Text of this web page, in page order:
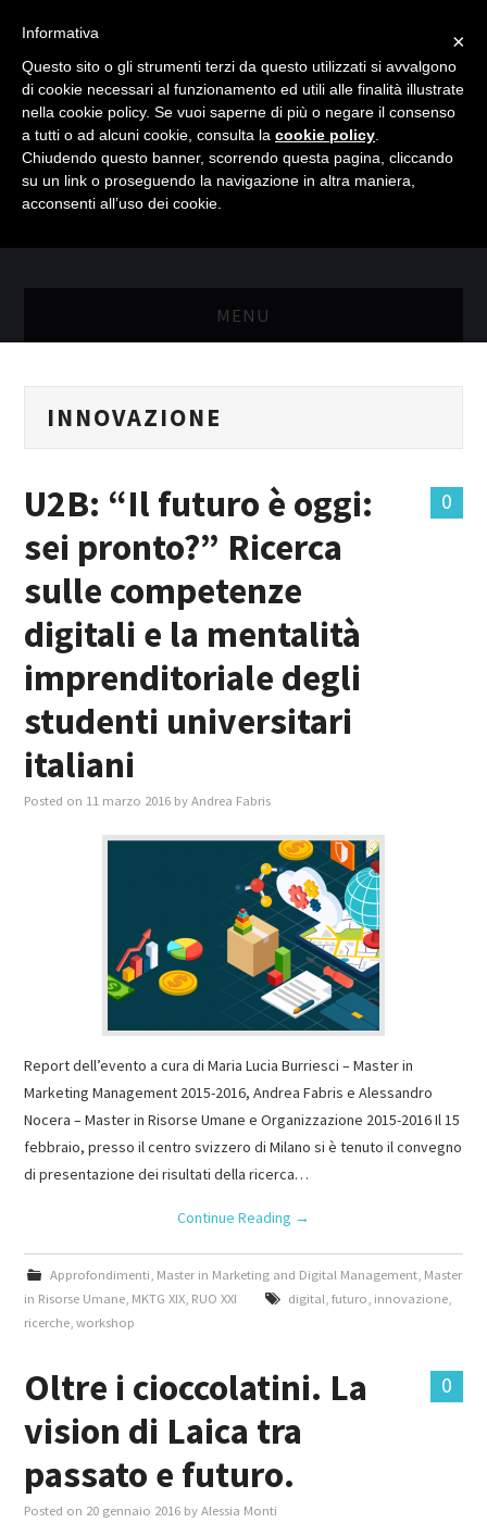
MENU
MASTER MARKETING & RETAIL
MASTER IN FOOD & BEVERAGE
GIURISTI IN AZIENDA
TUTTI
INNOVAZIONE
0
U2B: “Il futuro è oggi:
sei pronto?” Ricerca
sulle competenze
digitali e la mentalità
imprenditoriale degli
studenti universitari
italiani
Posted on 11 marzo 2016 byAndrea Fabris
Report dell’evento a cura di Maria Lucia Burriesci – Master in
Marketing Management 2015-2016, Andrea Fabris e Alessandro
Nocera – Master in Risorse Umane e Organizzazione 2015-2016 Il 15
febbraio, presso il centro svizzero di Milano si è tenuto il convegno
di presentazione dei risultati della ricerca…
Continue Reading →
Approfondimenti Master in Marketing and Digital Management, Master
in Risorse Umane MKTG XIX RUO XXI digital futuro innovazione,
ricerche ,workshop
0
Oltre i cioccolatini. La
vision di Laica tra
passato e futuro.
Posted on 20 gennaio 2016 byAlessia Monti
×
Informativa
Questo sito o gli strumenti terzi da questo utilizzati si avvalgono
di cookie necessari al funzionamento ed utili alle finalità illustrate
nella cookie policy. Se vuoi saperne di più o negare il consenso
a tutti o ad alcuni cookie, consulta la cookie policy
Chiudendo questo banner, scorrendo questa pagina, cliccando
su un link o proseguendo la navigazione in altra maniera,
acconsenti all’uso dei cookie.